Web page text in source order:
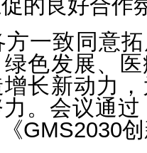
的良好合作
方一致同意
色发展、
长新动力
。会议通
GMS2030